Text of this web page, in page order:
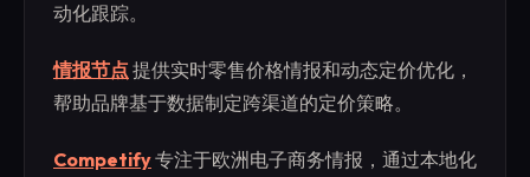
动化跟踪。
情报节点 提供实时零售价格情报和动态定价优化，
帮助品牌基于数据制定跨渠道的定价策略。
Competify专注于欧洲电子商务情报，通过本地化